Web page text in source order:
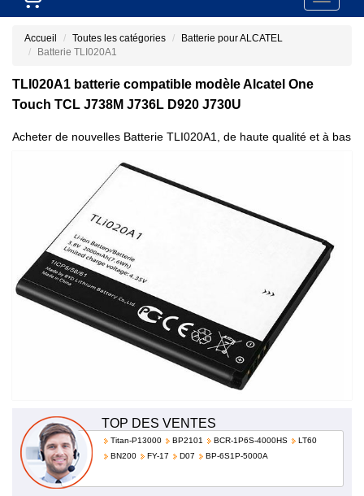
Accueil Toutes les catégories
Batterie pour ALCATEL
Batterie TLI020A1
TLI020A1 batterie compatible modèle Alcatel One
Touch TCL J738M J736L D920 J730U
Acheter de nouvelles Batterie TLI020A1, de haute qualité et à bas
TOP DES VENTES
Titan-P13000 BP2101 BCR-1P6S-4000HS
LT60
BN200
FY-17 D07 BP-6S1P-5000A